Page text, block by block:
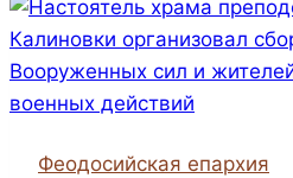
Феодосийская епархия